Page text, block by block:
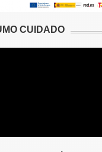
CUIDADO